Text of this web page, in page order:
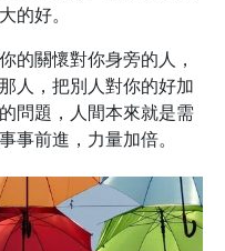
的好。
的關懷對你身旁的人，
人，把別人對你的好加
問題，人間本來就是需
事前進，力量加倍。